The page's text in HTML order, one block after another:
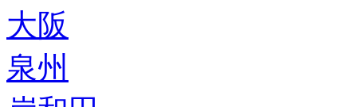
大阪
泉州